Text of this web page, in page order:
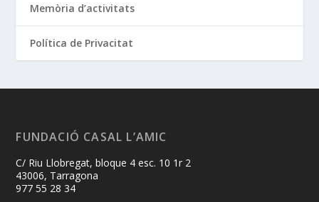
Memòria d’activitats
Política de Privacitat
FUNDACIÓ CASAL L’AMIC
C/ Riu Llobregat, bloque 4 esc. 10 1r 2
43006, Tarragona
977 55 28 34